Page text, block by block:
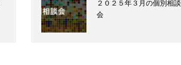
２０２５年３月の個別相談
会